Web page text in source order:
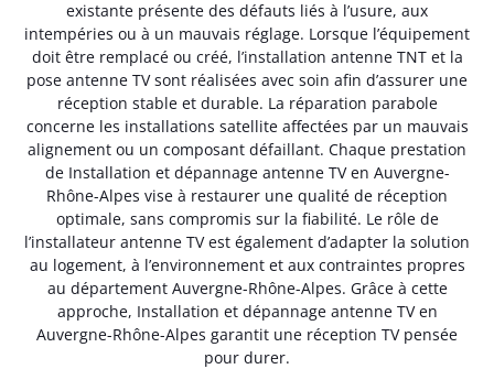
existante présente des défauts liés à l’usure, aux
intempéries ou à un mauvais réglage. Lorsque l’équipement
doit être remplacé ou créé, l’installation antenne TNT et la
pose antenne TV sont réalisées avec soin afin d’assurer une
réception stable et durable. La réparation parabole
concerne les installations satellite affectées par un mauvais
alignement ou un composant défaillant. Chaque prestation
de Installation et dépannage antenne TV en Auvergne-
Rhône-Alpes vise à restaurer une qualité de réception
optimale, sans compromis sur la fiabilité. Le rôle de
l’installateur antenne TV est également d’adapter la solution
au logement, à l’environnement et aux contraintes propres
au département Auvergne-Rhône-Alpes. Grâce à cette
approche, Installation et dépannage antenne TV en
Auvergne-Rhône-Alpes garantit une réception TV pensée
pour durer.